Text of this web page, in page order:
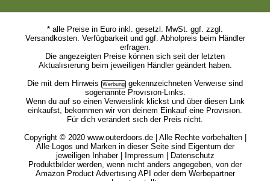
* alle Preise in Euro inkl. gesetzl. MwSt. ggf. zzgl.
Versandkosten. Verfügbarkeit und ggf. Abholpreis beim Händler
erfragen.
Die angezeigten Preise können sich seit der letzten
Aktualısıerung beim jeweiligen Händler geändert haben.
Die mit dem Hinweis
gekennzeichneten Verweıse sind
sogenannte Provısıon-Lınks.
Wenn du auf so einen Verweıslink klickst und über diesen Lınk
einkaufst, bekommen wir von deinem Einkauf eine Provısıon.
Für dich verändert sıch der Preis nicht.
Copyright © 2020 www.outerdoors.de | Alle Rechte vorbehalten |
Alle Logos und Marken in dieser Seite sind Eigentum der
jeweiligen Inhaber |
Impressum
Datenschutz
Produktbılder werden, wenn nıcht anders angegeben, von der
Amazon Product Advertısıng API oder dem Werbepartner